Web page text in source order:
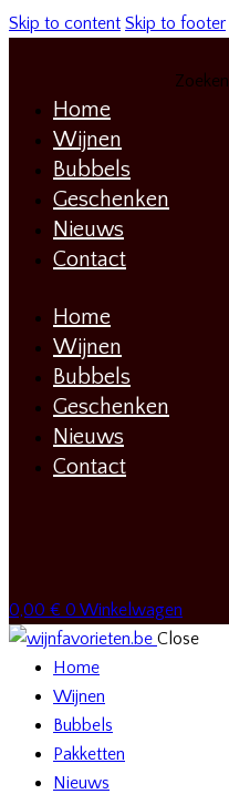
Skip to content Skip to footer
Zoeken
Home
Wijnen
Bubbels
Geschenken
Nieuws
Contact
Home
Wijnen
Bubbels
Geschenken
Nieuws
Contact
0,00 € 0 Winkelwagen
Close
Home
Wijnen
Bubbels
Pakketten
Nieuws